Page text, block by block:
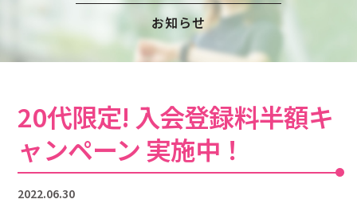
民間企業・団体イベント
SUPPORT
ARCHIVE
アーカイブ
NEWS
センターからのお知らせ
お知らせ
20代限定! 入会登録料半額キ
ャンペーン 実施中！
2022.06.30